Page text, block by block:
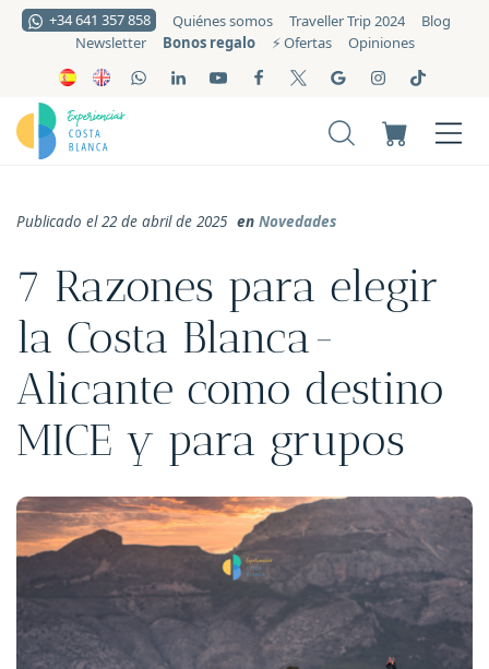
+34 641 357 858 Quiénes somos Traveller Trip 2024
Blog
Newsletter
Bonos regalo ⚡️ Ofertas Opiniones
Publicado el 22 de abril de 2025 en Novedades
7 Razones para elegir
la Costa Blanca-
Alicante como destino
MICE y para grupos